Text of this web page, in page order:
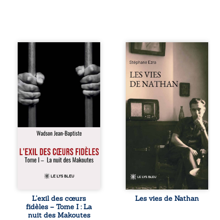
« Une nuit suffit
parfois pour briser
une famille… mais
certaines fidélités
traversent les
années. » Haïti,
sous la dictature
des Duvalier. La
peur s’étend
jusque dans les
villages les plus
reculés. À Bainet,
Jean-Joël Joli
mène une
avec sa famille.
respecté, il refuse
pourtant de
fermer les yeux
L’exil des cœurs
fidèles – Tome I : La
nuit des Makoutes
Les vies de
Nathan est un
né en trois jours,
au printemps
2026. Pour la
première fois,
Stéphane Ezra,
médium, a pu
communiquer
avec son père,
disparu depuis
plus de vingt ans
et qu’il n’a jamais
connu. De ce
dialogue par-delà
la mort naissent
des poèmes qui
retracent une vie
Les vies de Nathan